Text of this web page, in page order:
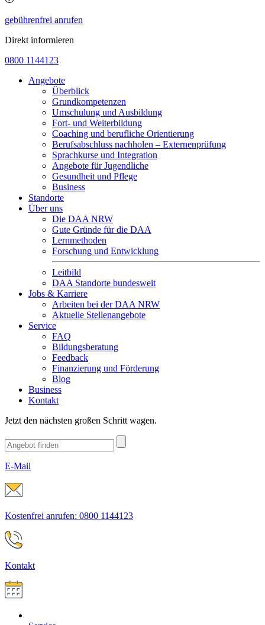
gebührenfrei anrufen
Direkt informieren
0800 1144123
Angebote
Überblick
Grundkompetenzen
Umschulung und Ausbildung
Fort- und Weiterbildung
Coaching und berufliche Orientierung
Berufsabschluss nachholen – Externenprüfung
Sprachkurse und Integration
Angebote für Jugendliche
Gesundheit und Pflege
Business
Standorte
Über uns
Die DAA NRW
Gute Gründe für die DAA
Lernmethoden
Forschung und Entwicklung
Leitbild
DAA Standorte bundesweit
Jobs & Karriere
Arbeiten bei der DAA NRW
Aktuelle Stellenangebote
Service
FAQ
Bildungsberatung
Feedback
Finanzierung und Förderung
Blog
Business
Kontakt
Jetzt den nächsten großen Schritt wagen.
E-Mail
Kostenfrei anrufen: 0800 1144123
Kontakt